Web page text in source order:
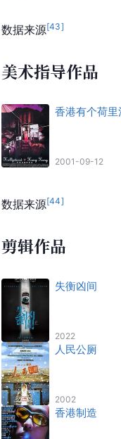
数据来源[43]
美术指导作品
香港有个荷里
2001-09-12
数据来源[44]
剪辑作品
失衡凶间
2022
人民公厕
2002
香港制造